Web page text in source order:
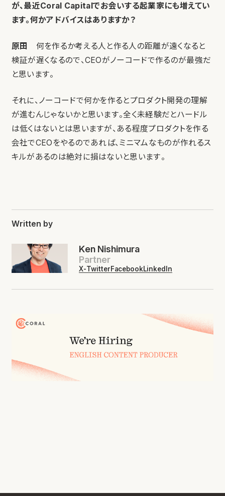
が、最近Coral Capitalでお会いする起業家にも増えてい
ます。何かアドバイスはありますか？
原田
何を作るか考える人と作る人の距離が遠くなると
検証が遅くなるので、CEOがノーコードで作るのが最強だ
と思います。
それに、ノーコードで何かを作るとプロダクト開発の理解
が進むんじゃないかと思います。全く未経験だとハードル
は低くはないとは思いますが、ある程度プロダクトを作る
会社でCEOをやるのであれば、ミニマムなものが作れるス
キルがあるのは絶対に損はないと思います。
Written by
Ken Nishimura
Partner
X-TwitterFacebookLinkedIn